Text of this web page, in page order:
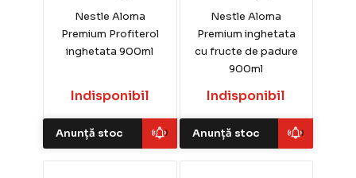
Nestle Aloma
Premium Profiterol
inghetata 900ml
Indisponibil
Anunță stoc
Nestle Aloma
Premium inghetata
cu fructe de padure
900ml
Indisponibil
Anunță stoc